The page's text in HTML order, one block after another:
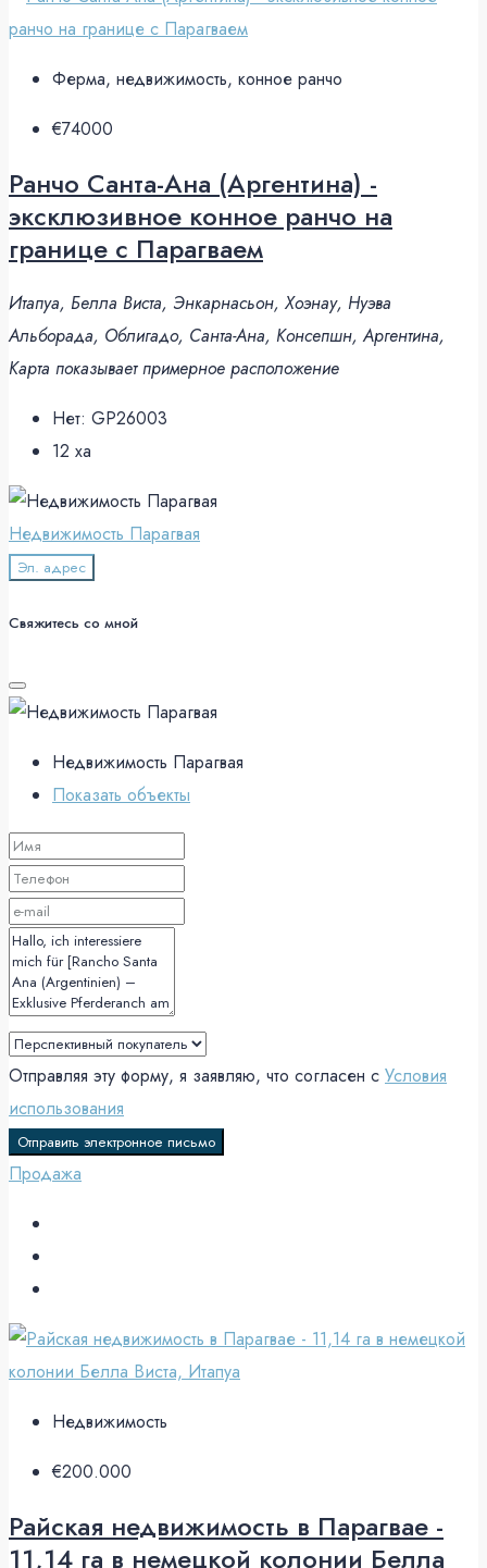
Ферма, недвижимость, конное ранчо
€74000
Ранчо Санта-Ана (Аргентина) -
эксклюзивное конное ранчо на
границе с Парагваем
Итапуа, Белла Виста, Энкарнасьон, Хоэнау, Нуэва
Альборада, Облигадо, Санта-Ана, Консепшн, Аргентина,
Карта показывает примерное расположение
Нет: GP26003
12 ха
Недвижимость Парагвая
Эл. адрес
Свяжитесь со мной
Недвижимость Парагвая
Показать объекты
Отправляя эту форму, я заявляю, что согласен с Условия
использования
Отправить электронное письмо
Продажа
Недвижимость
€200.000
Райская недвижимость в Парагвае -
11,14 га в немецкой колонии Белла